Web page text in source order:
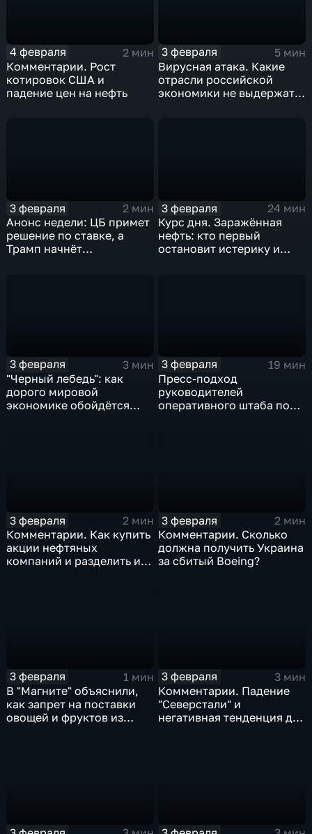
4 февраля
2 мин
Комментарии. Рост
котировок США и
падение цен на нефть
3 февраля
5 мин
Вирусная атака. Какие
отрасли российской
экономики не выдержат
3 февраля
2 мин
Анонс недели: ЦБ примет
решение по ставке, а
Трамп начнёт
3 февраля
24 мин
Курс дня. Заражённая
нефть: кто первый
остановит истерику и
3 февраля
3 мин
"Черный лебедь": как
дорого мировой
экономике обойдётся
3 февраля
19 мин
Пресс-подход
руководителей
оперативного штаба по
3 февраля
2 мин
Комментарии. Как купить
акции нефтяных
компаний и разделить их
3 февраля
2 мин
Комментарии. Сколько
должна получить Украина
за сбитый Boeing?
3 февраля
1 мин
В "Магните" объяснили,
как запрет на поставки
овощей и фруктов из
3 февраля
3 мин
Комментарии. Падение
"Северстали" и
негативная тенденция для